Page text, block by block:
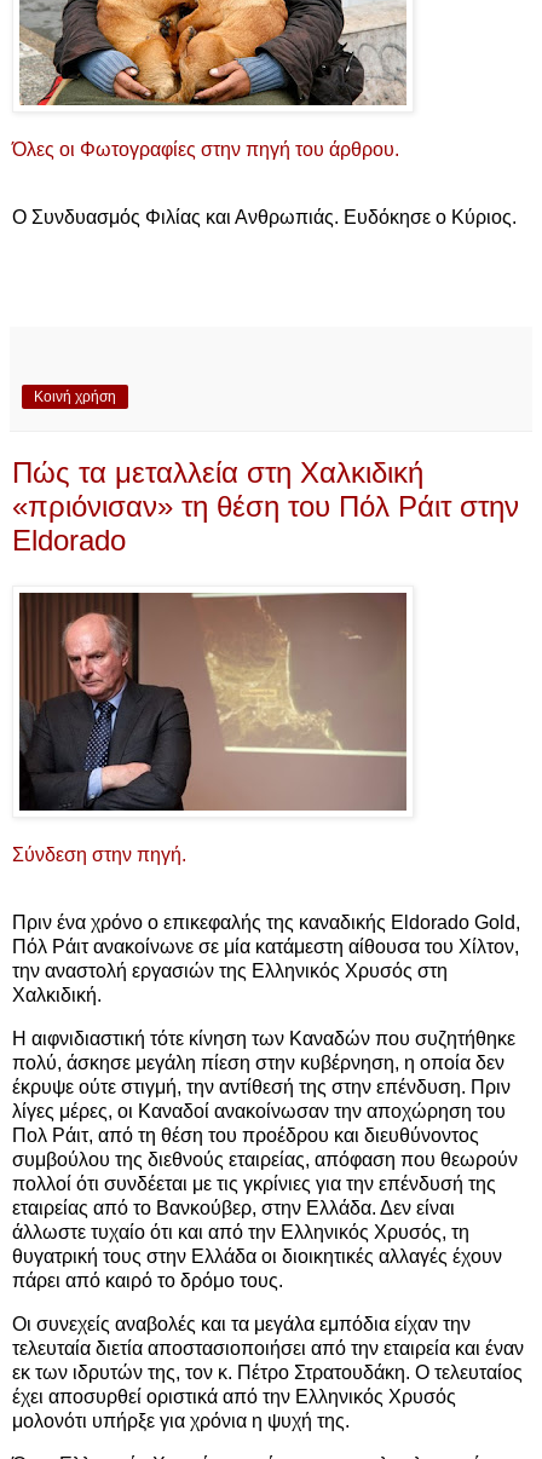
Όλες οι Φωτογραφίες στην πηγή του άρθρου.
Ο Συνδυασμός Φιλίας και Ανθρωπιάς. Ευδόκησε ο Κύριος.
Κοινή χρήση
Πώς τα μεταλλεία στη Χαλκιδική
«πριόνισαν» τη θέση του Πόλ Ράιτ στην
Eldorado
Σύνδεση στην πηγή.
Πριν ένα χρόνο ο επικεφαλής της καναδικής Εldoradο Gold,
Πόλ Ράιτ ανακοίνωνε σε μία κατάμεστη αίθουσα του Χίλτον,
την αναστολή εργασιών της Ελληνικός Χρυσός στη
Χαλκιδική.
Η αιφνιδιαστική τότε κίνηση των Καναδών που συζητήθηκε
πολύ, άσκησε μεγάλη πίεση στην κυβέρνηση, η οποία δεν
έκρυψε ούτε στιγμή, την αντίθεσή της στην επένδυση. Πριν
λίγες μέρες, οι Καναδοί ανακοίνωσαν την αποχώρηση του
Πολ Ράιτ, από τη θέση του προέδρου και διευθύνοντος
συμβούλου της διεθνούς εταιρείας, απόφαση που θεωρούν
πολλοί ότι συνδέεται με τις γκρίνιες για την επένδυσή της
εταιρείας από το Βανκούβερ, στην Ελλάδα. Δεν είναι
άλλωστε τυχαίο ότι και από την Ελληνικός Χρυσός, τη
θυγατρική τους στην Ελλάδα οι διοικητικές αλλαγές έχουν
πάρει από καιρό το δρόμο τους.
Οι συνεχείς αναβολές και τα μεγάλα εμπόδια είχαν την
τελευταία διετία αποστασιοποιήσει από την εταιρεία και έναν
εκ των ιδρυτών της, τον κ. Πέτρο Στρατουδάκη. Ο τελευταίος
έχει αποσυρθεί οριστικά από την Ελληνικός Χρυσός
μολονότι υπήρξε για χρόνια η ψυχή της.